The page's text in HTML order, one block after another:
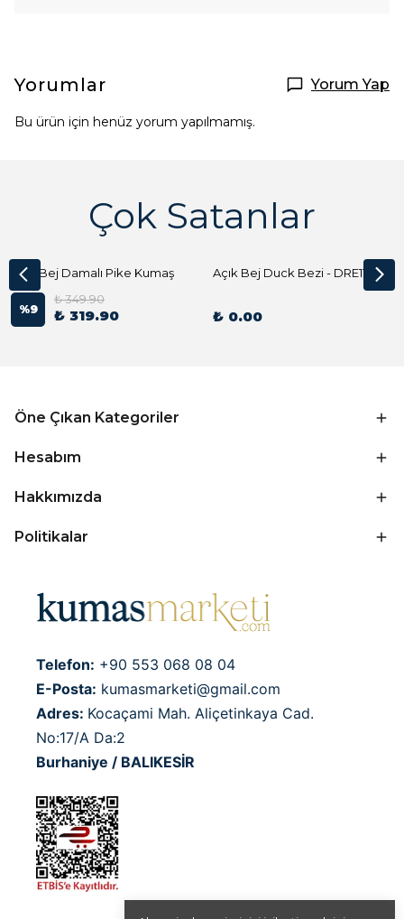
Yorumlar Yorum Yap
Bu ürün için henüz yorum yapılmamış.
Çok Satanlar
Açık Bej Damalı Pike Kumaş
%9
₺ 349.90
₺ 319.90
Açık Bej Duck Bezi - DRE1144 Kumaş Peçete
₺ 0.00
Öne Çıkan Kategoriler
Hesabım
Hakkımızda
Politikalar
Telefon: +90 553 068 08 04
E-Posta: kumasmarketi@gmail.com
Adres: Kocaçami Mah. Aliçetinkaya Cad.
No:17/A Da:2
Burhaniye / BALIKESİR